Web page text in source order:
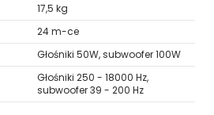
17,5 kg
24 m-ce
Głośniki 50W, subwoofer 100W
Głośniki 250 - 18000 Hz,
subwoofer 39 - 200 Hz